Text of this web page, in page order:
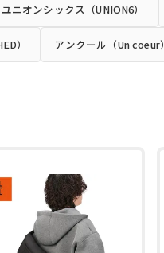
ユニオンシックス（UNION6）
） アンクール（Un coeur）